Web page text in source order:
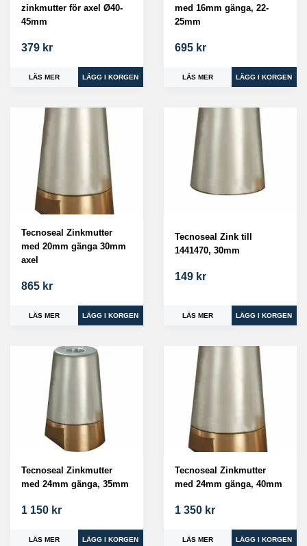
zinkmutter för axel Ø40-
45mm
379 kr
LÄS MER
med 16mm gänga, 22-
25mm
695 kr
LÄS MER
Tecnoseal Zinkmutter
med 20mm gänga 30mm
axel
865 kr
LÄS MER
Tecnoseal Zink till
1441470, 30mm
149 kr
LÄS MER
Tecnoseal Zinkmutter
med 24mm gänga, 35mm
1 150 kr
LÄS MER
Tecnoseal Zinkmutter
med 24mm gänga, 40mm
1 350 kr
LÄS MER